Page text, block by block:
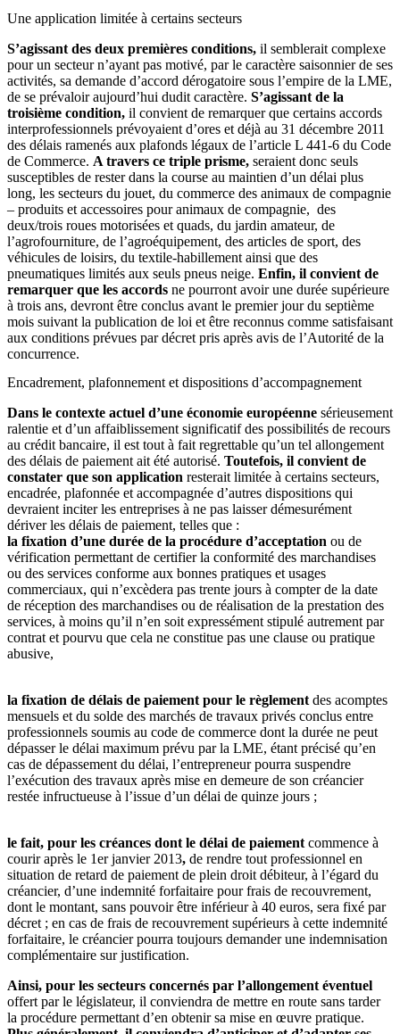
Une application limitée à certains secteurs
S’agissant des deux premières conditions, il semblerait complexe
pour un secteur n’ayant pas motivé, par le caractère saisonnier de ses
activités, sa demande d’accord dérogatoire sous l’empire de la LME,
de se prévaloir aujourd’hui dudit caractère. S’agissant de la
troisième condition, il convient de remarquer que certains accords
interprofessionnels prévoyaient d’ores et déjà au 31 décembre 2011
des délais ramenés aux plafonds légaux de l’article L 441-6 du Code
de Commerce. A travers ce triple prisme, seraient donc seuls
susceptibles de rester dans la course au maintien d’un délai plus
long, les secteurs du jouet, du commerce des animaux de compagnie
– produits et accessoires pour animaux de compagnie, des
deux/trois roues motorisées et quads, du jardin amateur, de
l’agrofourniture, de l’agroéquipement, des articles de sport, des
véhicules de loisirs, du textile-habillement ainsi que des
pneumatiques limités aux seuls pneus neige. Enfin, il convient de
remarquer que les accords ne pourront avoir une durée supérieure
à trois ans, devront être conclus avant le premier jour du septième
mois suivant la publication de loi et être reconnus comme satisfaisant
aux conditions prévues par décret pris après avis de l’Autorité de la
concurrence.
Encadrement, plafonnement et dispositions d’accompagnement
Dans le contexte actuel d’une économie européenne sérieusement
ralentie et d’un affaiblissement significatif des possibilités de recours
au crédit bancaire, il est tout à fait regrettable qu’un tel allongement
des délais de paiement ait été autorisé. Toutefois, il convient de
constater que son application resterait limitée à certains secteurs,
encadrée, plafonnée et accompagnée d’autres dispositions qui
devraient inciter les entreprises à ne pas laisser démesurément
dériver les délais de paiement, telles que :
la fixation d’une durée de la procédure d’acceptation ou de
vérification permettant de certifier la conformité des marchandises
ou des services conforme aux bonnes pratiques et usages
commerciaux, qui n’excèdera pas trente jours à compter de la date
de réception des marchandises ou de réalisation de la prestation des
services, à moins qu’il n’en soit expressément stipulé autrement par
contrat et pourvu que cela ne constitue pas une clause ou pratique
abusive,
la fixation de délais de paiement pour le règlement des acomptes
mensuels et du solde des marchés de travaux privés conclus entre
professionnels soumis au code de commerce dont la durée ne peut
dépasser le délai maximum prévu par la LME, étant précisé qu’en
cas de dépassement du délai, l’entrepreneur pourra suspendre
l’exécution des travaux après mise en demeure de son créancier
restée infructueuse à l’issue d’un délai de quinze jours ;
le fait, pour les créances dont le délai de paiement commence à
courir après le 1er janvier 2013, de rendre tout professionnel en
situation de retard de paiement de plein droit débiteur, à l’égard du
créancier, d’une indemnité forfaitaire pour frais de recouvrement,
dont le montant, sans pouvoir être inférieur à 40 euros, sera fixé par
décret ; en cas de frais de recouvrement supérieurs à cette indemnité
forfaitaire, le créancier pourra toujours demander une indemnisation
complémentaire sur justification.
Ainsi, pour les secteurs concernés par l’allongement éventuel
offert par le législateur, il conviendra de mettre en route sans tarder
la procédure permettant d’en obtenir sa mise en œuvre pratique.